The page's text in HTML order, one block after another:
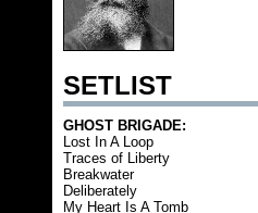
SETLIST
GHOST BRIGADE:
Lost In A Loop
Traces of Liberty
Breakwater
Deliberately
My Heart Is A Tomb